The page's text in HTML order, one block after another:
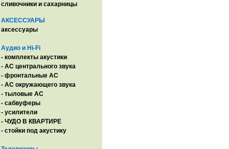
сливочники и сахарницы
АКСЕССУАРЫ
аксессуары
Аудио и Hi-Fi
- комплекты акустики
- AC центрального звука
- фронтальные АС
- АС окружающего звука
- тыловые АС
- сабвуферы
- усилители
- ЧУДО В КВАРТИРЕ
- стойки под акустику
.